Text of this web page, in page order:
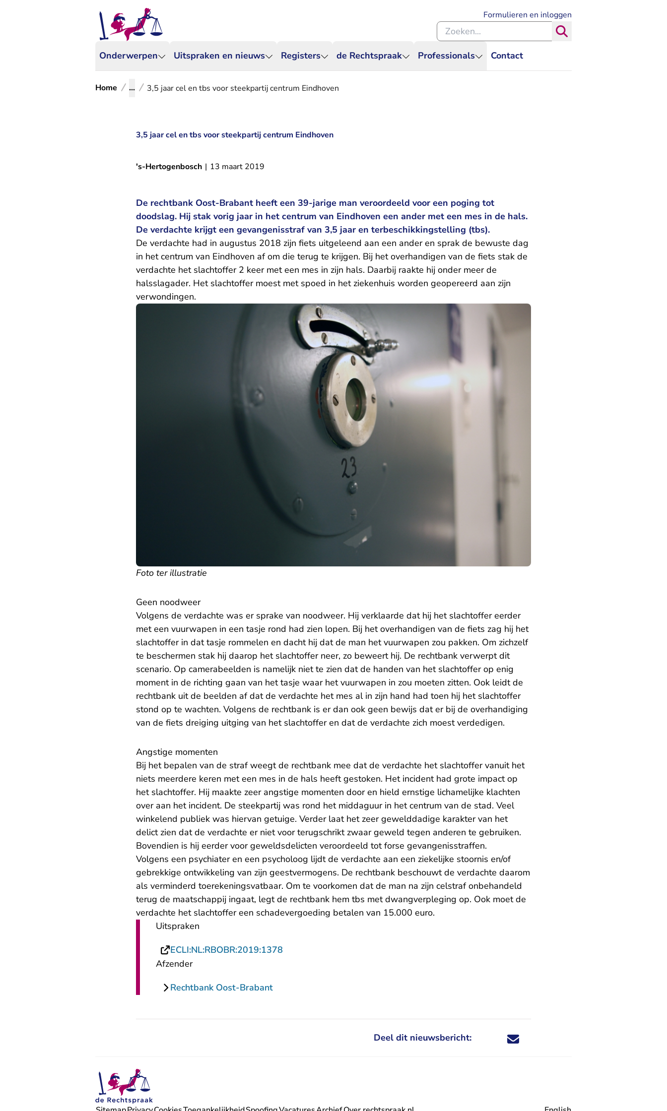
Onderwerpen Uitspraken en nieuws Registers de Rechtspraak Professionals Contact
Formulieren en inloggen
Zoeken binnen de Rechtspraak
Home ... 3,5 jaar cel en tbs voor steekpartij centrum Eindhoven
3,5 jaar cel en tbs voor steekpartij centrum Eindhoven
's-Hertogenbosch | 13 maart 2019
De rechtbank Oost-Brabant heeft een 39-jarige man veroordeeld voor een poging tot
doodslag. Hij stak vorig jaar in het centrum van Eindhoven een ander met een mes in de hals.
De verdachte krijgt een gevangenisstraf van 3,5 jaar en terbeschikkingstelling (tbs).
De verdachte had in augustus 2018 zijn fiets uitgeleend aan een ander en sprak de bewuste dag
in het centrum van Eindhoven af om die terug te krijgen. Bij het overhandigen van de fiets stak de
verdachte het slachtoffer 2 keer met een mes in zijn hals. Daarbij raakte hij onder meer de
halsslagader. Het slachtoffer moest met spoed in het ziekenhuis worden geopereerd aan zijn
verwondingen.
Foto ter illustratie
Geen noodweer
Volgens de verdachte was er sprake van noodweer. Hij verklaarde dat hij het slachtoffer eerder
met een vuurwapen in een tasje rond had zien lopen. Bij het overhandigen van de fiets zag hij het
slachtoffer in dat tasje rommelen en dacht hij dat de man het vuurwapen zou pakken. Om zichzelf
te beschermen stak hij daarop het slachtoffer neer, zo beweert hij. De rechtbank verwerpt dit
scenario. Op camerabeelden is namelijk niet te zien dat de handen van het slachtoffer op enig
moment in de richting gaan van het tasje waar het vuurwapen in zou moeten zitten. Ook leidt de
rechtbank uit de beelden af dat de verdachte het mes al in zijn hand had toen hij het slachtoffer
stond op te wachten. Volgens de rechtbank is er dan ook geen bewijs dat er bij de overhandiging
van de fiets dreiging uitging van het slachtoffer en dat de verdachte zich moest verdedigen.
Angstige momenten
Bij het bepalen van de straf weegt de rechtbank mee dat de verdachte het slachtoffer vanuit het
niets meerdere keren met een mes in de hals heeft gestoken. Het incident had grote impact op
het slachtoffer. Hij maakte zeer angstige momenten door en hield ernstige lichamelijke klachten
over aan het incident. De steekpartij was rond het middaguur in het centrum van de stad. Veel
winkelend publiek was hiervan getuige. Verder laat het zeer gewelddadige karakter van het
delict zien dat de verdachte er niet voor terugschrikt zwaar geweld tegen anderen te gebruiken.
Bovendien is hij eerder voor geweldsdelicten veroordeeld tot forse gevangenisstraffen.
Volgens een psychiater en een psycholoog lijdt de verdachte aan een ziekelijke stoornis en/of
gebrekkige ontwikkeling van zijn geestvermogens. De rechtbank beschouwt de verdachte daarom
als verminderd toerekeningsvatbaar. Om te voorkomen dat de man na zijn celstraf onbehandeld
terug de maatschappij ingaat, legt de rechtbank hem tbs met dwangverpleging op. Ook moet de
verdachte het slachtoffer een schadevergoeding betalen van 15.000 euro.
Uitspraken
ECLI:NL:RBOBR:2019:1378
Afzender
Rechtbank Oost-Brabant
Deel dit nieuwsbericht: Deel dit nieuwsbericht via X - U verlaat
Deel dit nieuwsbericht via Facebook - U
Deel dit nieuwsbericht via e-mail
Deel dit nieuwsbericht via LinkedIn - U